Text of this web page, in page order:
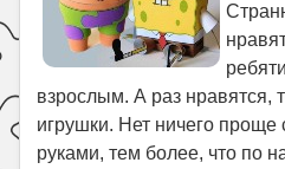
взрослым. А раз нравятся,
игрушки. Нет ничего проще
руками, тем более, что по